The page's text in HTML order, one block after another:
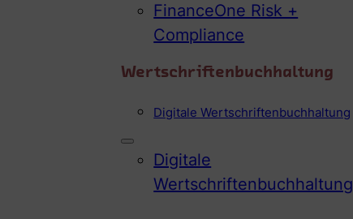
FinanceOne Risk +
Compliance
Wertschriftenbuchhaltung
Digitale Wertschriftenbuchhaltung
Digitale
Wertschriftenbuchhaltung